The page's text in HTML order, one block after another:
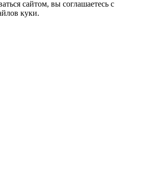
сайтом, вы соглашаетесь с
куки.